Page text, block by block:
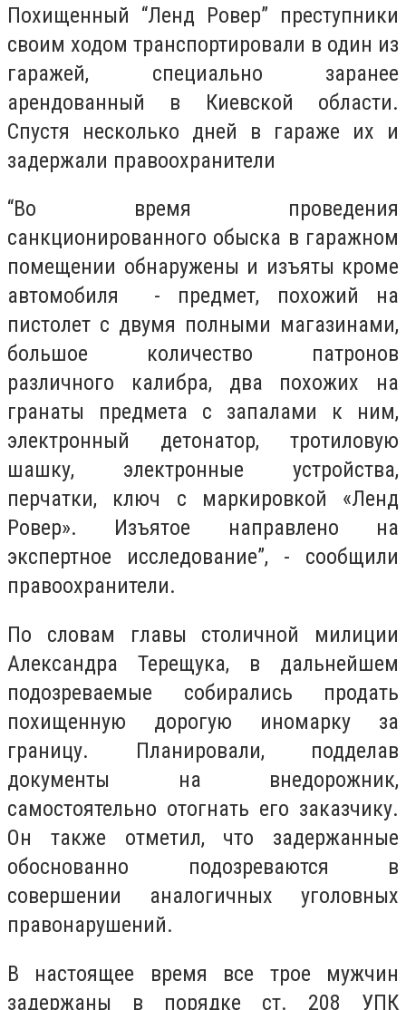
Похищенный “Ленд Ровер” преступники
своим ходом транспортировали в один из
гаражей, специально заранее
арендованный в Киевской области.
Спустя несколько дней в гараже их и
задержали правоохранители
“Во время проведения
санкционированного обыска в гаражном
помещении обнаружены и изъяты кроме
автомобиля - предмет, похожий на
пистолет с двумя полными магазинами,
большое количество патронов
различного калибра, два похожих на
гранаты предмета с запалами к ним,
электронный детонатор, тротиловую
шашку, электронные устройства,
перчатки, ключ с маркировкой «Ленд
Ровер». Изъятое направлено на
экспертное исследование”, - сообщили
правоохранители.
По словам главы столичной милиции
Александра Терещука, в дальнейшем
подозреваемые собирались продать
похищенную дорогую иномарку за
границу. Планировали, подделав
документы на внедорожник,
самостоятельно отогнать его заказчику.
Он также отметил, что задержанные
обоснованно подозреваются в
совершении аналогичных уголовных
правонарушений.
В настоящее время все трое мужчин
задержаны в порядке ст. 208 УПК